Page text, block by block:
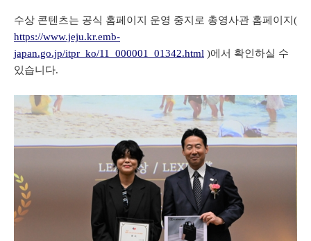
수상 콘텐츠는 공식 홈페이지 운영 중지로 총영사관 홈페이지(
https://www.jeju.kr.emb-
japan.go.jp/itpr_ko/11_000001_01342.html )에서 확인하실 수
있습니다.